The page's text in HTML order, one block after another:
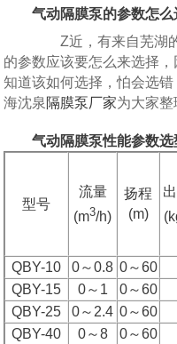
气动隔膜泵的参数怎么
Z近，有来自芜湖
的参数应该要怎么来选择
知道该如何选择，怕会选
海沈泉 隔膜泵厂家为大家整
气动隔膜泵性能参数选
型号
流量
(m3/h)
扬程
(m)
QBY-10 0～0.8 0～60
QBY-15
0～1 0～60
QBY-25
0～2.4 0～60
QBY-40
0～8 0～60